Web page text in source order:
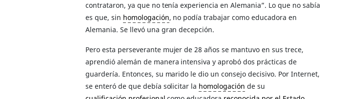
contrataron, ya que no tenía experiencia en Alemania”. Lo que no sabía
es que, sin homologación, no podía trabajar como educadora en
Alemania. Se llevó una gran decepción.
Pero esta perseverante mujer de 28 años se mantuvo en sus trece,
aprendió alemán de manera intensiva y aprobó dos prácticas de
guardería. Entonces, su marido le dio un consejo decisivo. Por Internet,
se enteró de que debía solicitar la homologación de su